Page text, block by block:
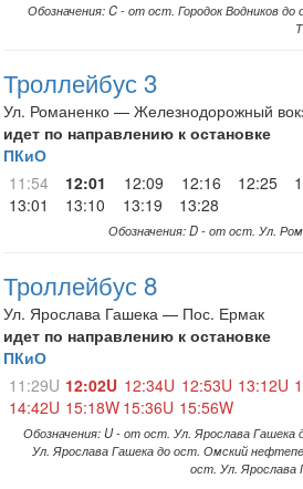
Обозначения: C - от ост. Городок Водников
Троллейбус 3
Ул. Романенко — Железнодорожный
идет по направлению к остановке
ПКиО
11:54
12:01 12:09 12:16 12:25
13:01
13:10 13:19 13:28
Обозначения: D - от ост. Ул.
Троллейбус 8
Ул. Ярослава Гашека — Пос. Ермак
идет по направлению к остановке
ПКиО
11:29U 12:02U 12:34U 12:53U 13:12U
14:42U 15:18W 15:36U 15:56W
Обозначения: U - от ост. Ул. Ярослава
Ул. Ярослава Гашека до ост. Омский
ост. Ул. Ярослава